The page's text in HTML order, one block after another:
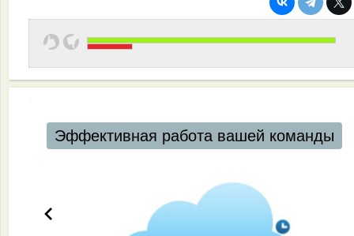
Эффективная работа вашей команды